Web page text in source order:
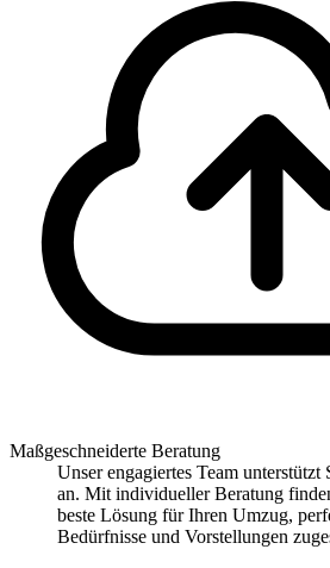
Maßgeschneiderte Beratung
Unser engagiertes Team
an. Mit individueller Beratung
beste Lösung für Ihren Umzug,
Bedürfnisse und Vorstellungen